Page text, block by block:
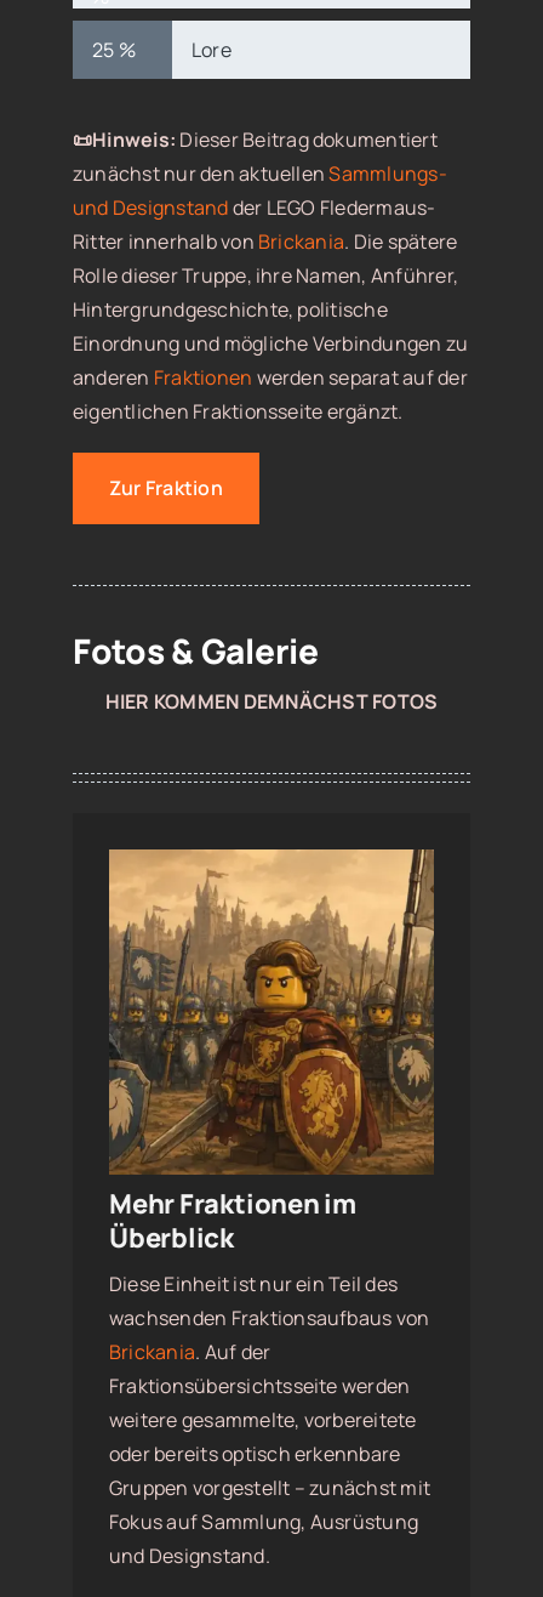
25 %
Lore
📜Hinweis: Dieser Beitrag dokumentiert
zunächst nur den aktuellenSammlungs-
und Designstandder LEGO Fledermaus-
Ritter innerhalb von Brickania. Die spätere
Rolle dieser Truppe, ihre Namen, Anführer,
Hintergrundgeschichte, politische
Einordnung und mögliche Verbindungen zu
anderen Fraktionen werden separat auf der
eigentlichen Fraktionsseite ergänzt.
Zur Fraktion
Fotos & Galerie
HIER KOMMEN DEMNÄCHST FOTOS
Mehr Fraktionen im
Überblick
Diese Einheit ist nur ein Teil des
wachsenden Fraktionsaufbaus von
Brickania. Auf der
Fraktionsübersichtsseite werden
weitere gesammelte, vorbereitete
oder bereits optisch erkennbare
Gruppen vorgestellt – zunächst mit
Fokus auf Sammlung, Ausrüstung
und Designstand.